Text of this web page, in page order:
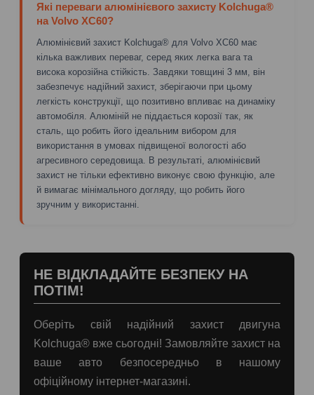
Які переваги алюмінієвого захисту Kolchuga®
на Volvo XC60?
Алюмінієвий захист Kolchuga® для Volvo XC60 має
кілька важливих переваг, серед яких легка вага та
висока корозійна стійкість. Завдяки товщині 3 мм, він
забезпечує надійний захист, зберігаючи при цьому
легкість конструкції, що позитивно впливає на динаміку
автомобіля. Алюміній не піддається корозії так, як
сталь, що робить його ідеальним вибором для
використання в умовах підвищеної вологості або
агресивного середовища. В результаті, алюмінієвий
захист не тільки ефективно виконує свою функцію, але
й вимагає мінімального догляду, що робить його
зручним у використанні.
НЕ ВІДКЛАДАЙТЕ БЕЗПЕКУ НА
ПОТІМ!
Оберіть свій надійний захист двигуна
Kolchuga® вже сьогодні! Замовляйте захист на
ваше авто безпосередньо в нашому
офіційному інтернет-магазині.